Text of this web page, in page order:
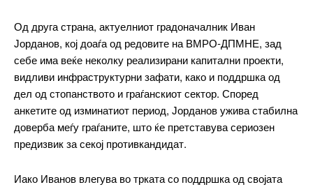
━ pricing plans
Од друга страна, актуелниот градоначалник Иван
Јорданов, кој доаѓа од редовите на ВМРО-ДПМНЕ, зад
себе има веќе неколку реализирани капитални проекти,
видливи инфраструктурни зафати, како и поддршка од
дел од стопанството и граѓанскиот сектор. Според
анкетите од изминатиот период, Јорданов ужива стабилна
доверба меѓу граѓаните, што ќе претставува сериозен
предизвик за секој противкандидат.
Иако Иванов влегува во трката со поддршка од својата